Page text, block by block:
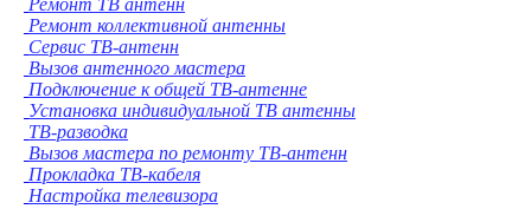
Ремонт ТВ антенн
Ремонт коллективной антенны
Сервис ТВ-антенн
Вызов антенного мастера
Подключение к общей ТВ-антенне
Установка индивидуальной ТВ антенны
ТВ-разводка
Вызов мастера по ремонту ТВ-антенн
Прокладка ТВ-кабеля
Настройка телевизора